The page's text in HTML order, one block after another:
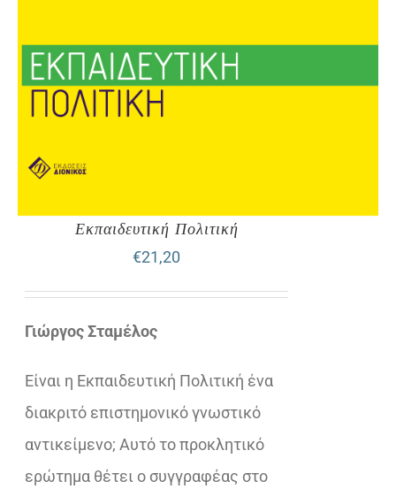
Εκπαιδευτική Πολιτική
€21,20
Γιώργος Σταμέλος
Είναι η Εκπαιδευτική Πολιτική ένα
διακριτό επιστημονικό γνωστικό
αντικείμενο; Αυτό το προκλητικό
ερώτημα θέτει ο συγγραφέας στο